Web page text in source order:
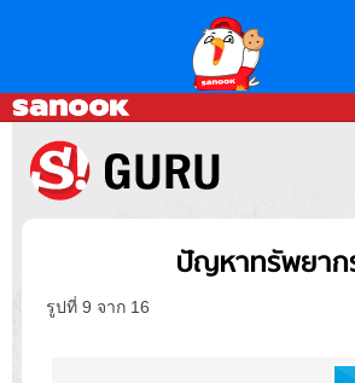
ปัญหาทรัพยาก
รูปที่ 9 จาก 16